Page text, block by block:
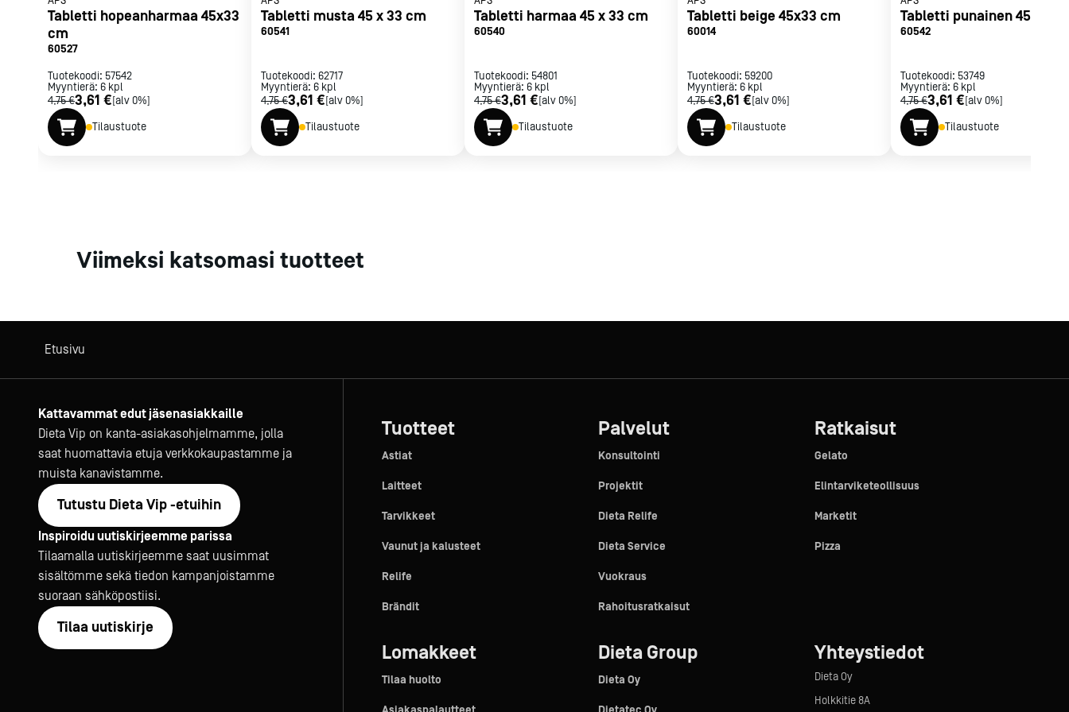
Parilat ja
rasvakeittimet
Parilat
Kierrätys
Tabletti hopeanharmaa 45x33
cm
60527
Tuotekoodi: 57542
Myyntierä: 6 kpl
4,75 €3,61 €[alv 0%]
Tilaustuote
Tabletti musta 45 x 33 cm
60541
Tuotekoodi: 62717
Myyntierä: 6 kpl
4,75 €3,61 €[alv 0%]
Tilaustuote
Tabletti harmaa 45 x 33 cm
60540
Tuotekoodi: 54801
Myyntierä: 6 kpl
4,75 €3,61 €[alv 0%]
Tilaustuote
Tabletti beige 45x33 cm
60014
Tuotekoodi: 59200
Myyntierä: 6 kpl
4,75 €3,61 €[alv 0%]
Tilaustuote
Tabletti punainen 45x33
60542
Tuotekoodi: 53749
Myyntierä: 6 kpl
4,75 €3,61 €[alv 0%]
Tilaustuote
Viimeksi katsomasi tuotteet
Etusivu
Kattavammat edut jäsenasiakkaille
Dieta Vip on kanta-asiakasohjelmamme, jolla
saat huomattavia etuja verkkokaupastamme ja
muista kanavistamme.
Tutustu Dieta Vip -etuihin
Inspiroidu uutiskirjeemme parissa
Tilaamalla uutiskirjeemme saat uusimmat
sisältömme sekä tiedon kampanjoistamme
suoraan sähköpostiisi.
Tilaa uutiskirje
Tuotteet
Astiat
Laitteet
Tarvikkeet
Vaunut ja kalusteet
Relife
Brändit
Palvelut
Konsultointi
Projektit
Dieta Relife
Dieta Service
Vuokraus
Rahoitusratkaisut
Ratkaisut
Gelato
Elintarviketeollisuus
Marketit
Pizza
Lomakkeet
Tilaa huolto
Dieta Group
Dieta Oy
Yhteystiedot
Dieta Oy
Holkkitie 8A